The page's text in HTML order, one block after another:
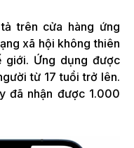
trên cửa hàng ứng
xã hội không thiên
giới. Ứng dụng được
từ 17 tuổi trở lên.
đã nhận được 1.000